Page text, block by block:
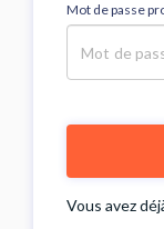
Mot de passe
Vous avez